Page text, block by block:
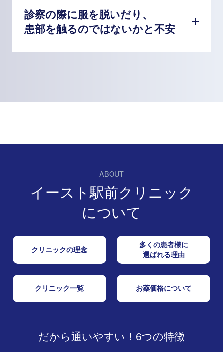
診察の際に服を脱いだり、
患部を触るのではないかと不安
ABOUT
イースト駅前クリニック
について
クリニックの理念
多くの患者様に
選ばれる理由
クリニック一覧 お薬価格について
だから通いやすい！6つの特徴